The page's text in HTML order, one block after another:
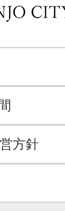
方針